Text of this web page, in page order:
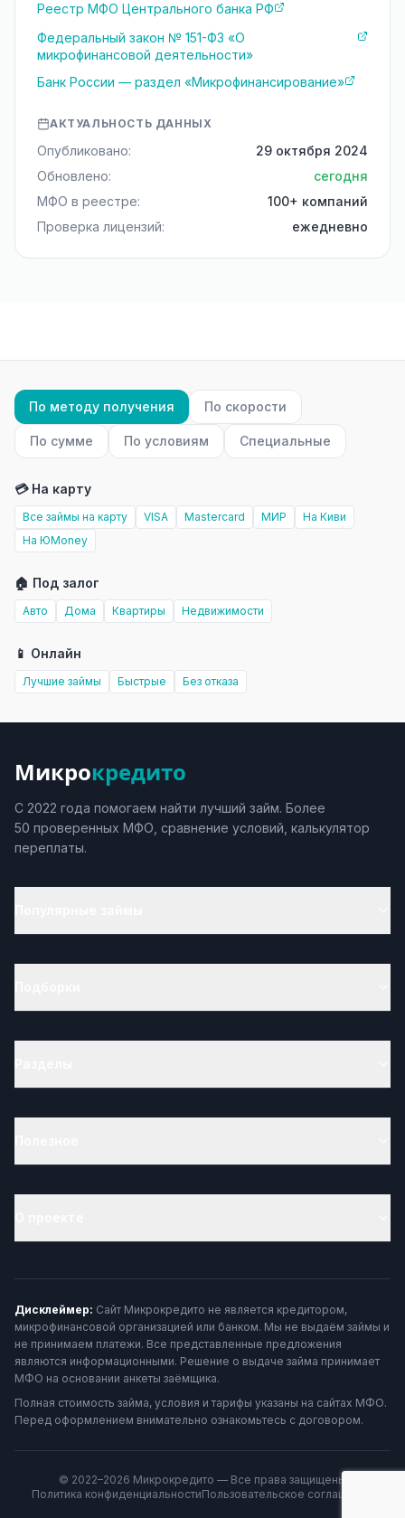
Реестр МФО Центрального банка РФ
Федеральный закон № 151-ФЗ «О
микрофинансовой деятельности»
Банк России — раздел «Микрофинансирование»
АКТУАЛЬНОСТЬ ДАННЫХ
Опубликовано:
29 октября 2024
Обновлено:
сегодня
МФО в реестре:
100+ компаний
Проверка лицензий:
ежедневно
По методу получения По скорости
По сумме По условиям Специальные
💳 На карту
Все займы на карту VISA Mastercard МИР
На Киви
На ЮMoney
🏠 Под залог
Авто Дома Квартиры Недвижимости
📱 Онлайн
Лучшие займы Быстрые Без отказа
Микрокредито
С 2022 года помогаем найти лучший займ. Более
50 проверенных МФО, сравнение условий, калькулятор
переплаты.
Дисклеймер: Сайт Микрокредито не является кредитором,
микрофинансовой организацией или банком. Мы не выдаём займы и
не принимаем платежи. Все представленные предложения
являются информационными. Решение о выдаче займа принимает
МФО на основании анкеты заёмщика.
Полная стоимость займа, условия и тарифы указаны на сайтах МФО.
Перед оформлением внимательно ознакомьтесь с договором.
© 2022–2026 Микрокредито — Все права защищены
Политика конфиденциальностиПользовательское соглашение